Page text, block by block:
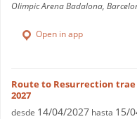
Olimpic Arena Badalona,
Open in app
Route to Resurrection
2027
desde 14/04/2027 hasta 15/